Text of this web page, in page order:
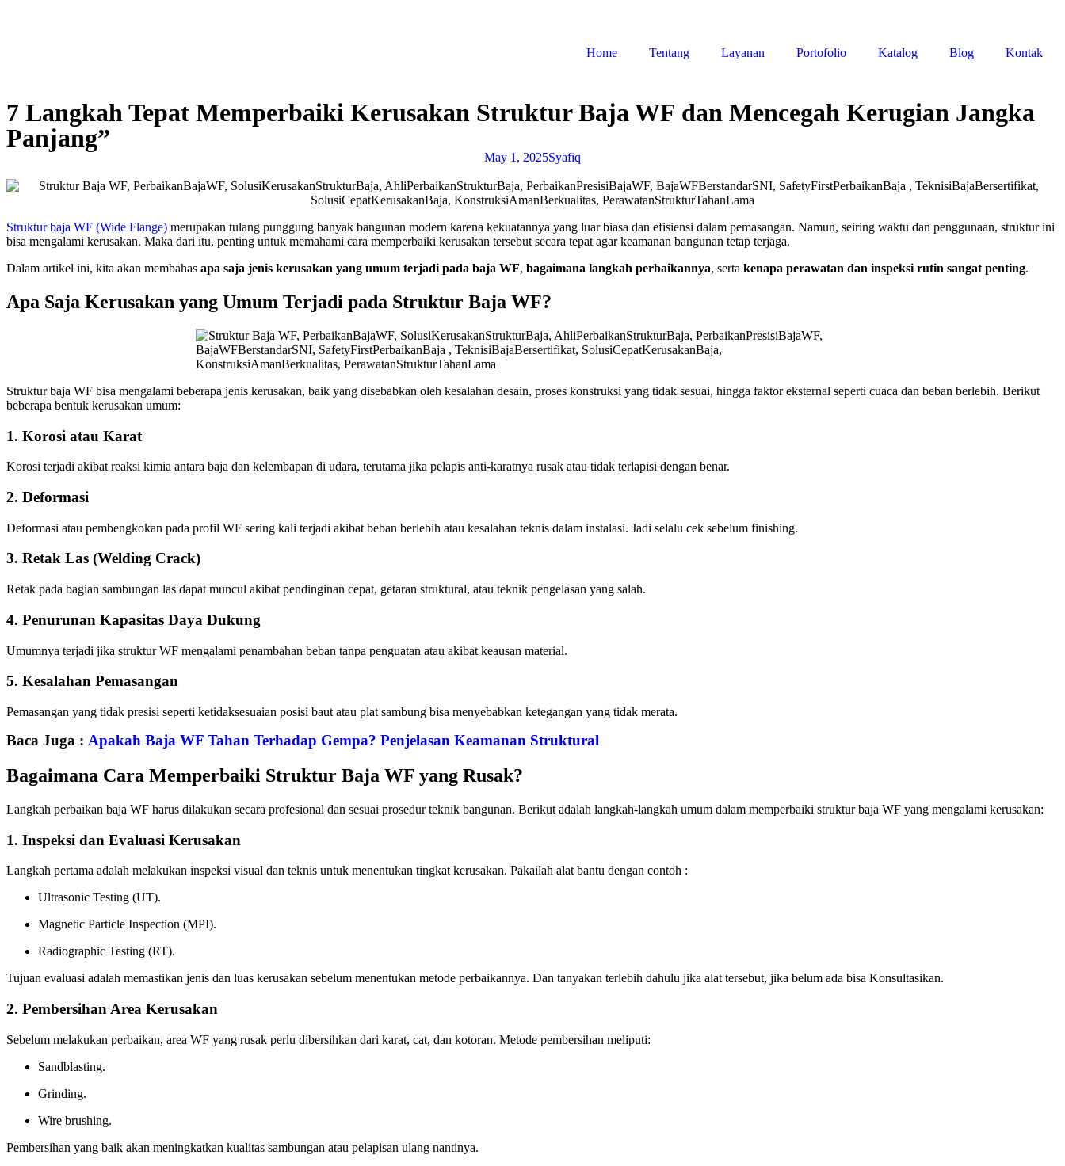
Home Tentang Layanan Portofolio Katalog Blog Kontak
7 Langkah Tepat Memperbaiki Kerusakan Struktur Baja WF dan Mencegah Kerugian Jangka
Panjang”
May 1, 2025Syafiq
Struktur baja WF (Wide Flange) merupakan tulang punggung banyak bangunan modern karena kekuatannya yang luar biasa dan efisiensi dalam pemasangan. Namun, seiring waktu dan penggunaan, struktur ini
bisa mengalami kerusakan. Maka dari itu, penting untuk memahami cara memperbaiki kerusakan tersebut secara tepat agar keamanan bangunan tetap terjaga.
Dalam artikel ini, kita akan membahas apa saja jenis kerusakan yang umum terjadi pada baja WF, bagaimana langkah perbaikannya, serta kenapa perawatan dan inspeksi rutin sangat penting.
Apa Saja Kerusakan yang Umum Terjadi pada Struktur Baja WF?
Struktur baja WF bisa mengalami beberapa jenis kerusakan, baik yang disebabkan oleh kesalahan desain, proses konstruksi yang tidak sesuai, hingga faktor eksternal seperti cuaca dan beban berlebih. Berikut
beberapa bentuk kerusakan umum:
1. Korosi atau Karat
Korosi terjadi akibat reaksi kimia antara baja dan kelembapan di udara, terutama jika pelapis anti-karatnya rusak atau tidak terlapisi dengan benar.
2. Deformasi
Deformasi atau pembengkokan pada profil WF sering kali terjadi akibat beban berlebih atau kesalahan teknis dalam instalasi. Jadi selalu cek sebelum finishing.
3. Retak Las (Welding Crack)
Retak pada bagian sambungan las dapat muncul akibat pendinginan cepat, getaran struktural, atau teknik pengelasan yang salah.
4. Penurunan Kapasitas Daya Dukung
Umumnya terjadi jika struktur WF mengalami penambahan beban tanpa penguatan atau akibat keausan material.
5. Kesalahan Pemasangan
Pemasangan yang tidak presisi seperti ketidaksesuaian posisi baut atau plat sambung bisa menyebabkan ketegangan yang tidak merata.
Baca Juga : Apakah Baja WF Tahan Terhadap Gempa? Penjelasan Keamanan Struktural
Bagaimana Cara Memperbaiki Struktur Baja WF yang Rusak?
Langkah perbaikan baja WF harus dilakukan secara profesional dan sesuai prosedur teknik bangunan. Berikut adalah langkah-langkah umum dalam memperbaiki struktur baja WF yang mengalami kerusakan:
1. Inspeksi dan Evaluasi Kerusakan
Langkah pertama adalah melakukan inspeksi visual dan teknis untuk menentukan tingkat kerusakan. Pakailah alat bantu dengan contoh :
Ultrasonic Testing (UT).
Magnetic Particle Inspection (MPI).
Radiographic Testing (RT).
Tujuan evaluasi adalah memastikan jenis dan luas kerusakan sebelum menentukan metode perbaikannya. Dan tanyakan terlebih dahulu jika alat tersebut, jika belum ada bisa Konsultasikan.
2. Pembersihan Area Kerusakan
Sebelum melakukan perbaikan, area WF yang rusak perlu dibersihkan dari karat, cat, dan kotoran. Metode pembersihan meliputi:
Sandblasting.
Grinding.
Wire brushing.
Pembersihan yang baik akan meningkatkan kualitas sambungan atau pelapisan ulang nantinya.